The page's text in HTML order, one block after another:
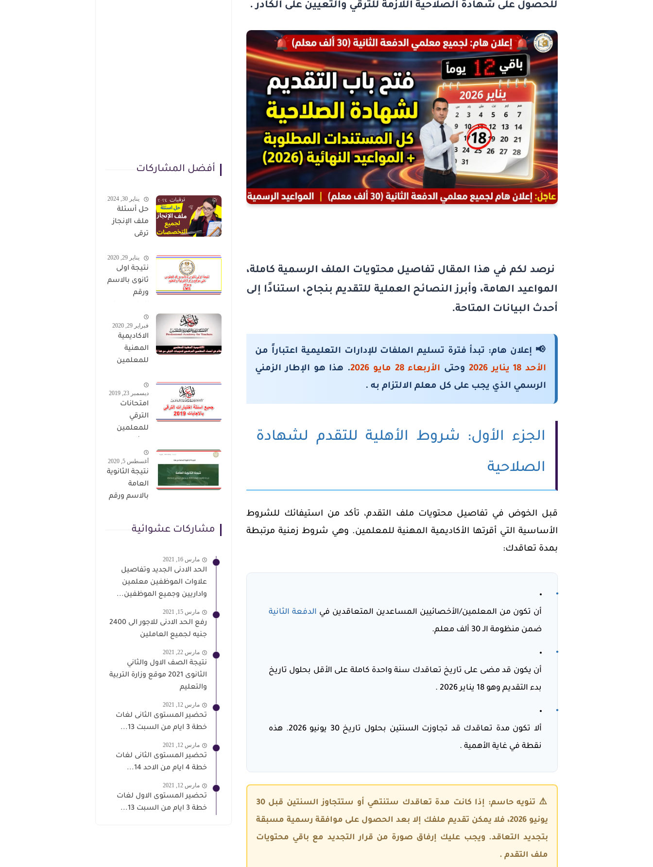
للحصول على شهادة الصلاحية اللازمة للترقي والتعيين على الكادر .
نرصد لكم في هذا المقال تفاصيل محتويات الملف الرسمية كاملة،
المواعيد الهامة، وأبرز النصائح العملية للتقديم بنجاح، استنادًا إلى
أحدث البيانات المتاحة.
📢 إعلان هام: تبدأ فترة تسليم الملفات للإدارات التعليمية اعتباراً من
الأحد 18 يناير 2026
وحتى الأربعاء 28 مايو 2026
. هذا هو الإطار الزمني
الرسمي الذي يجب على كل معلم الالتزام به .
الجزء الأول: شروط الأهلية للتقدم لشهادة
الصلاحية
قبل الخوض في تفاصيل محتويات ملف التقدم، تأكد من استيفائك للشروط
الأساسية التي أقرتها الأكاديمية المهنية للمعلمين. وهي شروط زمنية مرتبطة
بمدة تعاقدك:
•
أن تكون من المعلمين/الأخصائيين المساعدين المتعاقدين في الدفعة الثانية
ضمن منظومة الـ 30 ألف معلم.
•
أن يكون قد مضى على تاريخ تعاقدك سنة واحدة كاملة على الأقل بحلول تاريخ
بدء التقديم وهو 18 يناير 2026 .
•
ألا تكون مدة تعاقدك قد تجاوزت السنتين بحلول تاريخ30 يونيو 2026
. هذه
نقطة في غاية الأهمية .
⚠️ تنويه حاسم:
إذا كانت مدة تعاقدك ستنتهي أو ستتجاوز السنتين قبل 30
يونيو 2026، فلا يمكن تقديم ملفك
إلا بعد الحصول على موافقة رسمية مسبقة
بتجديد التعاقد. ويجب عليك إرفاق صورة من قرار التجديد مع باقي محتويات
ملف التقدم .
أفضل المشاركات
يناير 30, 2024
حل أسئلة
ملف الإنجاز
ترقى
2024 صالح
لجميع
التخصصات
يناير 29, 2020
نتيجة اولى
ثانوى بالاسم
ورقم
موقع وزارة
التربية
والتعليم
وموقع LMS
فبراير 29, 2020
الاكاديمية
المهنية
للمعلمين
عن اسماء
المعلمين
لتدريبات
ديسمبر 23, 2019
امتحانات
الترقي
للمعلمين
حمل من هنا
أغسطس 5, 2020
نتيجة الثانوية
العامة
بالاسم ورقم
مشاركات عشوائية
مارس 16, 2021
الحد الادنى الجديد وتفاصيل
علاوات الموظفين معلمين
واداريين وجميع الموظفين...
مارس 15, 2021
رفع الحد الادنى للاجور الى 2400
جنيه لجميع العاملين
مارس 22, 2021
نتيجة الصف الاول والثاني
الثانوى 2021 موقع وزارة التربية
والتعليم
مارس 12, 2021
تحضير المستوى الثانى لغات
خطة 3 ايام من السبت 13...
مارس 12, 2021
تحضير المستوى الثانى لغات
خطة 4 ايام من الاحد 14...
مارس 12, 2021
تحضير المستوى الاول لغات
خطة 3 ايام من السبت 13...